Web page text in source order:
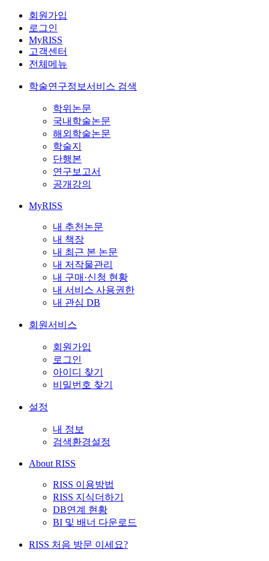
회원가입
로그인
MyRISS
고객센터
전체메뉴
학술연구정보서비스 검색
학위논문
국내학술논문
해외학술논문
학술지
단행본
연구보고서
공개강의
MyRISS
내 추천논문
내 책장
내 최근 본 논문
내 저작물관리
내 구매·신청 현황
내 서비스 사용권한
내 관심 DB
회원서비스
회원가입
로그인
아이디 찾기
비밀번호 찾기
설정
내 정보
검색환경설정
About RISS
RISS 이용방법
RISS 지식더하기
DB연계 현황
BI 및 배너 다운로드
RISS 처음 방문 이세요?